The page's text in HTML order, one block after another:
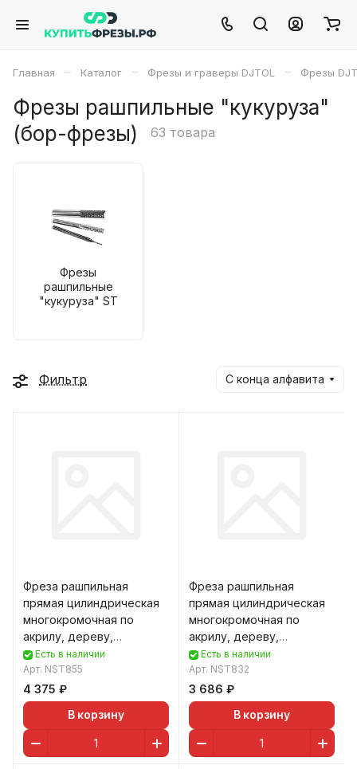
Главная – Каталог – Фрезы и граверы DJTOL – Фрезы
Фрезы рашпильные "кукуруза"
(бор-фрезы)
63 товара
Фрезы
рашпильные
"кукуруза" ST
Фильтр С конца алфавита
Фреза рашпильная
прямая цилиндрическая
многокромочная по
акрилу, дереву,
композиту (АКП) DJTOL
NST85
Есть в наличии
Арт. NST855
4 375 ₽
В корзину
Фреза рашпильная
прямая цилиндрическая
многокромочная по
акрилу, дереву,
композиту (АКП) DJTOL
NST83
Есть в наличии
Арт. NST832
3 686 ₽
В корзину